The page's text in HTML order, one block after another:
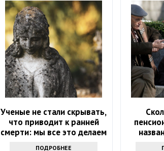
Ученые не стали скрывать,
что приводит к ранней
смерти: мы все это делаем
ПОДРОБНЕЕ